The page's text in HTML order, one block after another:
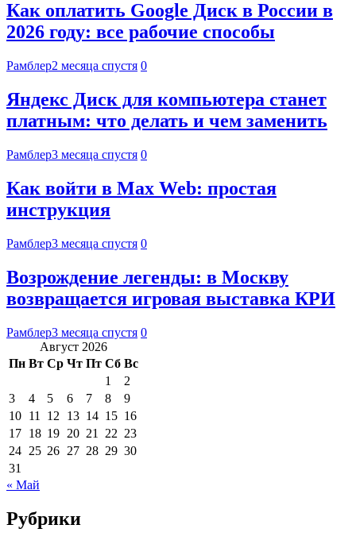
Как оплатить Google Диск в России в
2026 году: все рабочие способы
Рамблер2 месяца спустя 0
Яндекс Диск для компьютера станет
платным: что делать и чем заменить
Рамблер3 месяца спустя 0
Как войти в Max Web: простая
инструкция
Рамблер3 месяца спустя 0
Возрождение легенды: в Москву
возвращается игровая выставка КРИ
Рамблер3 месяца спустя 0
Август 2026
Пн Вт Ср Чт Пт Сб Вс
1
2
3
4 5 6 7 8
9
10 11 12 13 14 15 16
17 18 19 20 21 22 23
24 25 26 27 28 29 30
31
« Май
Рубрики